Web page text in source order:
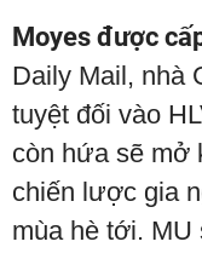
Moyes được
Daily Mail, nhà
tuyệt đối vào
còn hứa sẽ mở
chiến lược gia
mùa hè tới.